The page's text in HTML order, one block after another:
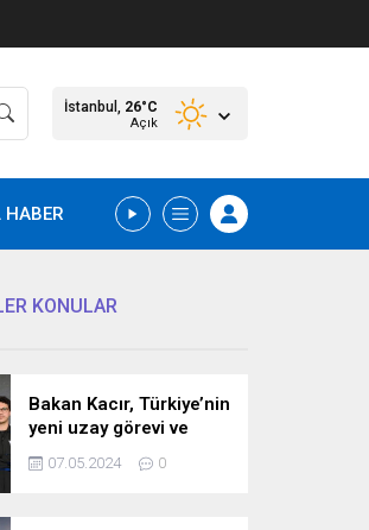
İstanbul, 26°C
Açık
HABER
KONULAR
Bakan Kacır, Türkiye’nin
yeni uzay görevi ve
bilim misyonunu
açıkladı! İşte detaylar…
07.05.2024 0